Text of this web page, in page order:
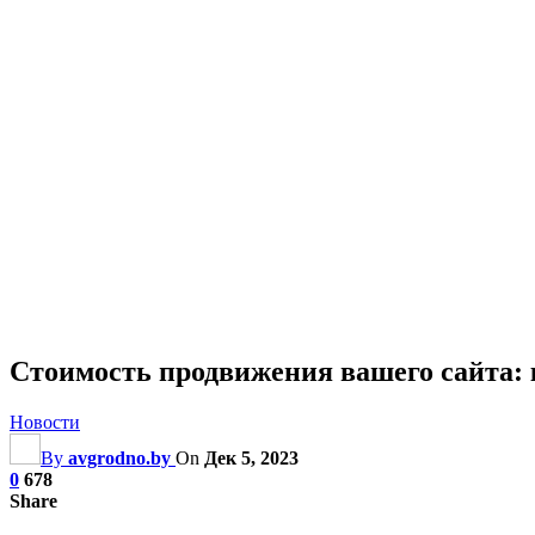
Стоимость продвижения вашего
Новости
By avgrodno.by On Дек 5, 2023
0 678
Share